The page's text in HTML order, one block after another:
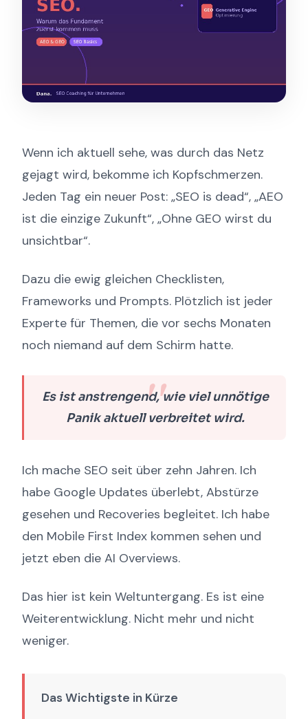
Wenn ich aktuell sehe, was durch das Netz
gejagt wird, bekomme ich Kopfschmerzen.
Jeden Tag ein neuer Post: „SEO is dead“, „AEO
ist die einzige Zukunft“, „Ohne GEO wirst du
unsichtbar“.
Dazu die ewig gleichen Checklisten,
Frameworks und Prompts. Plötzlich ist jeder
Experte für Themen, die vor sechs Monaten
noch niemand auf dem Schirm hatte.
Es ist anstrengend, wie viel unnötige
Panik aktuell verbreitet wird.
Ich mache SEO seit über zehn Jahren. Ich
habe Google Updates überlebt, Abstürze
gesehen und Recoveries begleitet. Ich habe
den Mobile First Index kommen sehen und
jetzt eben die AI Overviews.
Das hier ist kein Weltuntergang. Es ist eine
Weiterentwicklung. Nicht mehr und nicht
weniger.
Das Wichtigste in Kürze